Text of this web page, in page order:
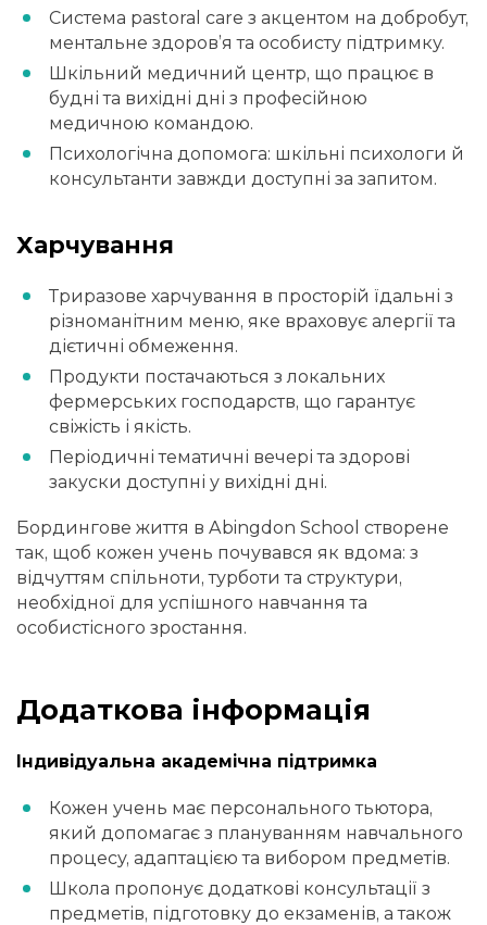
Система pastoral care з акцентом на добробут,
ментальне здоров’я та особисту підтримку.
Шкільний медичний центр, що працює в
будні та вихідні дні з професійною
медичною командою.
Психологічна допомога: шкільні психологи й
консультанти завжди доступні за запитом.
Харчування
Триразове харчування в просторій їдальні з
різноманітним меню, яке враховує алергії та
дієтичні обмеження.
Продукти постачаються з локальних
фермерських господарств, що гарантує
свіжість і якість.
Періодичні тематичні вечері та здорові
закуски доступні у вихідні дні.
Бордингове життя в Abingdon School створене
так, щоб кожен учень почувався як вдома: з
відчуттям спільноти, турботи та структури,
необхідної для успішного навчання та
особистісного зростання.
Додаткова інформація
Індивідуальна академічна підтримка
Кожен учень має персонального тьютора,
який допомагає з плануванням навчального
процесу, адаптацією та вибором предметів.
Школа пропонує додаткові консультації з
предметів, підготовку до екзаменів, а також